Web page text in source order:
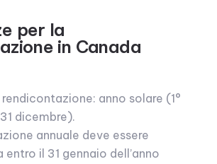
per la
in Canada
anno solare (1°
dicembre).
annuale deve essere
entro il 31 gennaio dell’anno